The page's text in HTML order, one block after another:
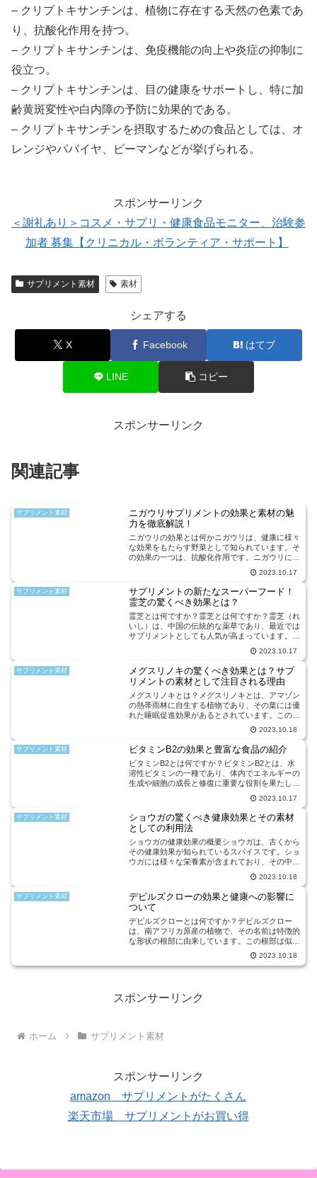
– クリプトキサンチンは、植物に存在する天然の色素であ
り、抗酸化作用を持つ。
– クリプトキサンチンは、免疫機能の向上や炎症の抑制に
役立つ。
– クリプトキサンチンは、目の健康をサポートし、特に加
齢黄斑変性や白内障の予防に効果的である。
– クリプトキサンチンを摂取するための食品としては、オ
レンジやパパイヤ、ピーマンなどが挙げられる。
スポンサーリンク
＜謝礼あり＞コスメ・サプリ・健康食品モニター、治験参
加者 募集【クリニカル・ボランティア・サポート】
サプリメント素材 素材
シェアする
X Facebook はてブ
LINE コピー
スポンサーリンク
関連記事
サプリメント素材
ニガウリサプリメントの効果と素材の魅
力を徹底解説！
ニガウリの効果とは何かニガウリは、健康に様々
な効果をもたらす野菜として知られています。そ
の効果の一つは、抗酸化作用です。ニガウリには
に含まれており、体内の活性酸素を除去すること
で細胞の老化を防ぎま...
2023.10.17
サプリメント素材
サプリメントの新たなスーパーフード！
霊芝の驚くべき効果とは？
霊芝とは何ですか？霊芝とは何ですか？霊芝（れ
いし）は、中国の伝統的な薬草であり、最近では
サプリメントとしても人気が高まっています。霊
芝は、中国では「不老草とも呼ばれ、長寿や健康
に対する効果があるとされています。霊芝には、
免疫力を高める効果が...
2023.10.17
サプリメント素材
メグスリノキの驚くべき効果とは？サプ
リメントの素材として注目される理由
メグスリノキとは？メグスリノキとは、アマゾン
の熱帯雨林に自生する植物であり、その葉には優
れた睡眠促進効果があるとされています。この植
物は、古くから現地の人々によって睡眠の問題を
解決するために利用されてきました。メグスリノ
キの主成分は、トリプ...
2023.10.18
サプリメント素材 ビタミンB2の効果と豊富な食品の紹介
ビタミンB2とは何ですか？ビタミンB2とは、水
溶性ビタミンの一種であり、体内でエネルギーの
生成や細胞の成長と修復に重要な役割を果たしま
ビタミンB群の一部を構成しています。ビタミン
B2の不足は、さま...
2023.10.17
サプリメント素材
ショウガの驚くべき健康効果とその素材
としての利用法
ショウガの健康効果の概要ショウガは、古くから
その健康効果が知られているスパイスです。ショ
ウガには様々な栄養素が含まれており、その中に
は抗酸化作用や抗炎症作用があります。これらの
作用により、ショウガは体内の酸化ストレスや炎
症を抑えることができ...
2023.10.18
サプリメント素材
デビルズクローの効果と健康への影響に
ついて
デビルズクローとは何ですか？デビルズクロー
は、南アフリカ原産の植物で、その名前は特徴的
な形状の根部に由来しています。この根部は似た
ような形状を持つツルナ科の植物の根に似てお
り、そのため「デビルズクローと呼ばれるように
なりました。デビルズクロ...
2023.10.18
スポンサーリンク
ホーム サプリメント素材
スポンサーリンク
amazon サプリメントがたくさん
楽天市場 サプリメントがお買い得